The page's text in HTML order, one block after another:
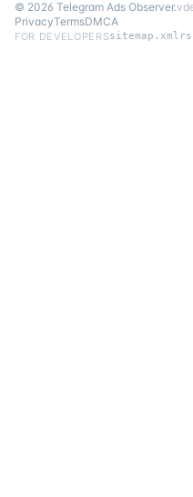
© 2026 Telegram Ads Observer.v
PrivacyTermsDMCA
FOR DEVELOPERSsitemap.xml